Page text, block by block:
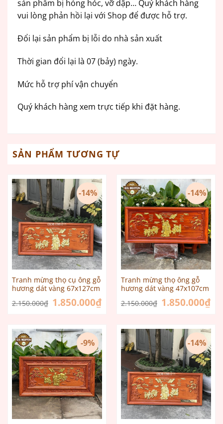
sản phẩm bị hỏng hóc, vỡ dập… Quý khách hàng
vui lòng phản hồi lại với Shop để được hỗ trợ.
Đổi lại sản phẩm bị lỗi do nhà sản xuất
Thời gian đổi lại là 07 (bảy) ngày.
Mức hỗ trợ phí vận chuyển
Quý khách hàng xem trực tiếp khi đặt hàng.
SẢN PHẨM TƯƠNG TỰ
-14%
Tranh mừng thọ cụ ông gỗ
hương dát vàng 67x127cm
2.150.000₫ Giá
gốc
1.850.000₫Giá
hiện
1.850.000₫.
-14%
Tranh mừng thọ ông gỗ
hương dát vàng 47x107cm
2.150.000₫ Giá
gốc
1.850.000₫Giá
-9% -14%